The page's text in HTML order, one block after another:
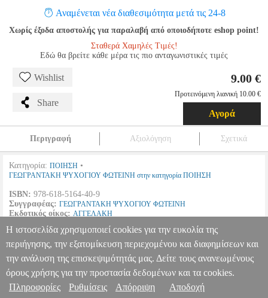
Αναμένεται νέα διαθεσιμότητα μετά τις 24-8
Χωρίς έξοδα αποστολής για παραλαβή από οποιοδήποτε eshop point!
Σταθερά Χαμηλές Τιμές!
Εδώ θα βρείτε κάθε μέρα τις πιο ανταγωνιστικές τιμές
Wishlist
Share
9.00 €
Προτεινόμενη λιανική 10.00 €
Αγορά
Περιγραφή Αξιολόγηση Σχετικά
Κατηγορία: ΠΟΙΗΣΗ •
ΓΕΩΓΡΑΝΤΑΚΗ ΨΥΧΟΓΙΟΥ ΦΩΤΕΙΝΗ στην κατηγορία ΠΟΙΗΣΗ
ISBN: 978-618-5164-40-9
Συγγραφέας: ΓΕΩΓΡΑΝΤΑΚΗ ΨΥΧΟΓΙΟΥ ΦΩΤΕΙΝΗ
Εκδοτικός οίκος: ΑΓΓΕΛΑΚΗ
Διαστάσεις:14Χ21
Ημερομηνία Έκδοσης: Δεκέμβριος 2015
ΤΟΥ ΗΛΙΟΥ ΤΟ ΠΟΙΗΜΑ BKS.0670170 BKS.0670170
ΓΕΩΓΡΑΝΤΑΚΗ ΨΥΧΟΓΙΟΥ ΦΩΤΕΙΝΗ ΓΕΩΓΡΑΝΤΑΚΗ
ΨΥΧΟΓΙΟΥ ΦΩΤΕΙΝΗ
ΠΟΙΗΣΗ
Κατηγορία: ΠΟΙΗΣΗ
•ΓΕΩΓΡΑΝΤΑΚΗ ΨΥΧΟΓΙΟΥ ΦΩΤΕΙΝΗ στην κατηγορία
Πληροφορίες & Υπηρεσίες >
Η ιστοσελίδα χρησιμοποιεί cookies για την ευκολία της
περιήγησης, την εξατομίκευση περιεχομένου και διαφημίσεων και
την ανάλυση της επισκεψιμότητάς μας. Δείτε τους ανανεωμένους
όρους χρήσης για την προστασία δεδομένων και τα cookies.
Πληροφορίες
Ρυθμίσεις Απόρριψη Αποδοχή